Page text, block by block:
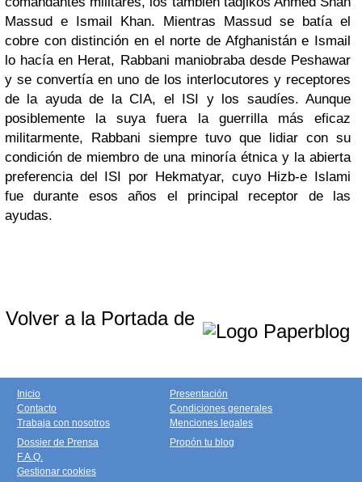
Massud e Ismail Khan. Mientras Massud se batía el
cobre con distinción en el norte de Afghanistán e Ismail
lo hacía en Herat, Rabbani maniobraba desde Peshawar
y se convertía en uno de los interlocutores y receptores
de la ayuda de la CIA, el ISI y los saudíes. Aunque
posiblemente la suya fuera la guerrilla más eficaz
militarmente, Rabbani siempre tuvo que lidiar con su
condición de miembro de una minoría étnica y la abierta
preferencia del ISI por Hekmatyar, cuyo Hizb-e Islami
fue durante esos años el principal receptor de las
ayudas.
Volver a la Portada de
Inicio
Contacto
Trabaja con nosotros
Presentación
Condiciones generales
Menciones legales
Dossier de Prensa
F.A.Q.
Gestionar cookies
Propón tu blog